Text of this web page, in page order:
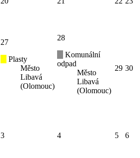
27
Plasty
Město
Libavá
(Olomouc)
28
Komunální
odpad
Město
Libavá
(Olomouc)
29 30
3 4 5 6